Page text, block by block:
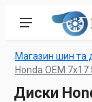
Магазин шин та
Honda OEM
Диски